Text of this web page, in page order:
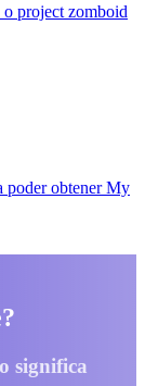
o project zomboid
poder obtener My
significa